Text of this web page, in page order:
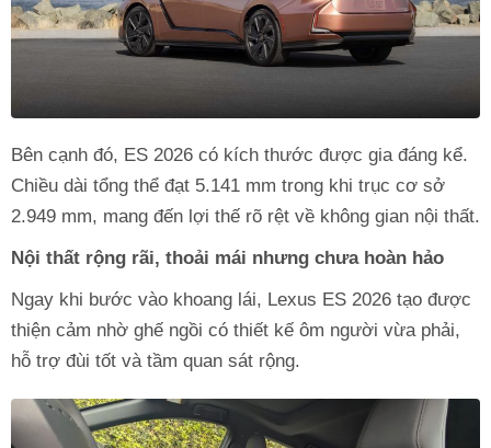
Bên cạnh đó, ES 2026 có kích thước được gia đáng kể.
Chiều dài tổng thể đạt 5.141 mm trong khi trục cơ sở
2.949 mm, mang đến lợi thế rõ rệt về không gian nội thất.
Nội thất rộng rãi, thoải mái nhưng chưa hoàn hảo
Ngay khi bước vào khoang lái, Lexus ES 2026 tạo được
thiện cảm nhờ ghế ngồi có thiết kế ôm người vừa phải,
hỗ trợ đùi tốt và tầm quan sát rộng.